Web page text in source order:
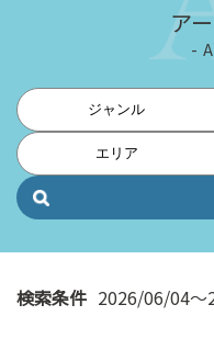
読
他
ペ
の
ア
ジャンル
エリア
検索条件 2026/06/04